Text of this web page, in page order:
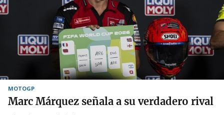
MOTOGP
Marc Márquez señala a su verdadero rival